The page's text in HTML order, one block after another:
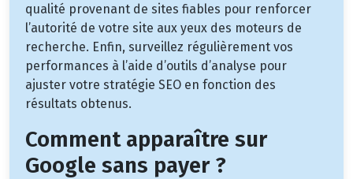
qualité provenant de sites fiables pour renforcer
l’autorité de votre site aux yeux des moteurs de
recherche. Enfin, surveillez régulièrement vos
performances à l’aide d’outils d’analyse pour
ajuster votre stratégie SEO en fonction des
résultats obtenus.
Comment apparaître sur
Google sans payer ?